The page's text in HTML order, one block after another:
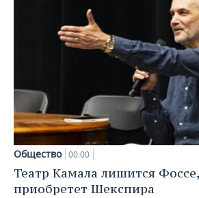
Общество 00:00
Театр Камала лишится
приобретет Шекспира